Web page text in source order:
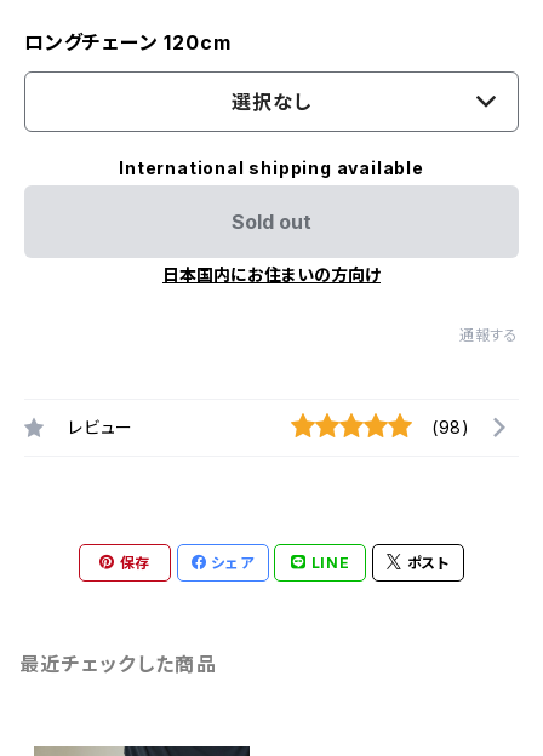
ロングチェーン 120cm
選択なし
International shipping available
Sold out
日本国内にお住まいの方向け
通報する
レビュー (98)
保存 シェア LINE ポスト
最近チェックした商品